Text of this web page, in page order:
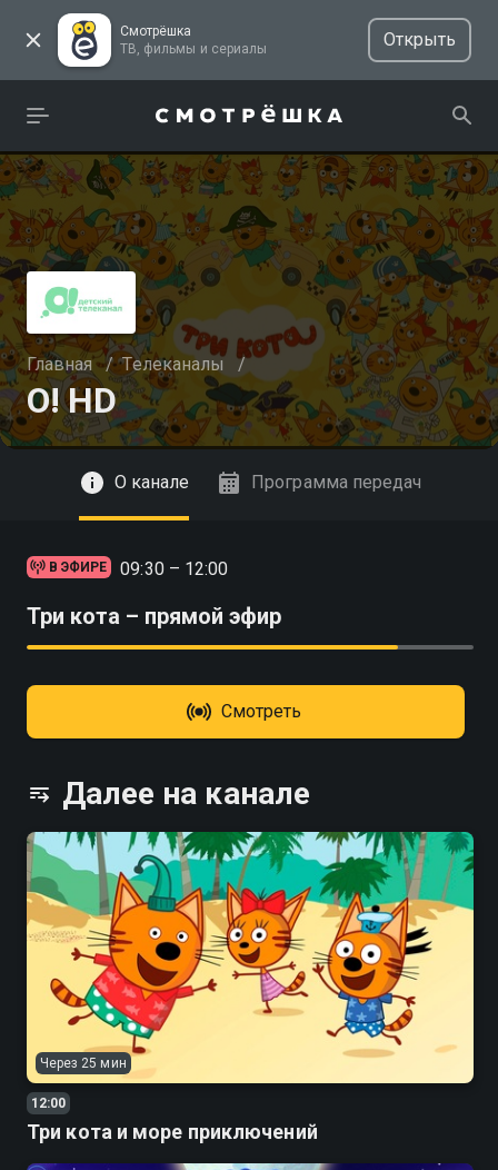
Смотрёшка
ТВ, фильмы и сериалы
Открыть
Главная / Телеканалы /
О! HD
Смотреть
О канале Программа передач
В ЭФИРЕ 09:30 – 12:00
Три кота – прямой эфир
Смотреть
Далее на канале
Через 25 мин
12:00
Три кота и море приключений